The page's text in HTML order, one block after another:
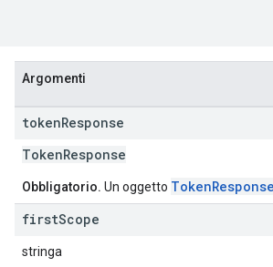
Argomenti
tokenResponse
TokenResponse
Obbligatorio. Un oggetto TokenResponse
firstScope
stringa